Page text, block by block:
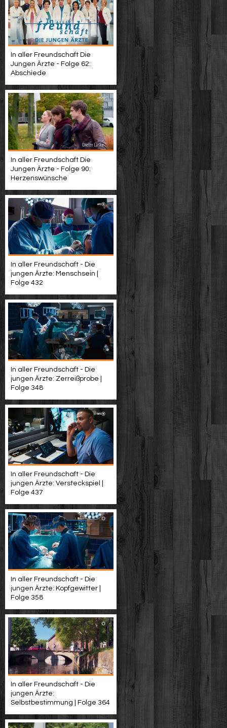
In aller Freundschaft Die
Jungen Ärzte - Folge 62:
Abschiede
In aller Freundschaft Die
Jungen Ärzte - Folge 90:
Herzenswünsche
In aller Freundschaft - Die
jungen Ärzte: Menschsein |
Folge 432
In aller Freundschaft - Die
jungen Ärzte: Zerreißprobe |
Folge 348
In aller Freundschaft - Die
jungen Ärzte: Versteckspiel |
Folge 437
In aller Freundschaft - Die
jungen Ärzte: Kopfgewitter |
Folge 358
In aller Freundschaft - Die
jungen Ärzte:
Selbstbestimmung | Folge 364